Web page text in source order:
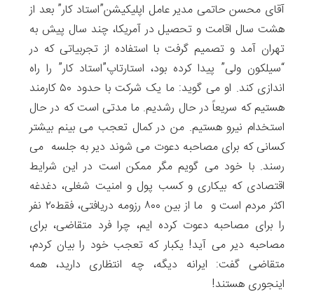
آقای محسن حاتمی مدیر عامل اپلیکیشن”استاد کار” بعد از
هشت سال اقامت و تحصیل در آمریکا، چند سال پیش به
تهران آمد و تصمیم گرفت با استفاده از تجربیاتی که در
“سیلکون ولی” پیدا کرده بود، استارتاپ”استاد کار” را راه
اندازی کند. او می گوید: ما یک شرکت با حدود ۵۰ کارمند
هستیم که سریعاً در حال رشدیم. ما مدتی است که در حال
استخدام نیرو هستیم. من در کمال تعجب می بینم بیشتر
کسانی که برای مصاحبه دعوت می شوند دیر به جلسه می
رسند. با خود می گویم مگر ممکن است در این شرایط
اقتصادی که بیکاری و کسب پول و امنیت شغلی، دغدغه
اکثر مردم است و ما از بین ۸۰۰ رزومه دریافتی، فقط۲۰ نفر
را برای مصاحبه دعوت کرده ایم، چرا فرد متقاضی، برای
مصاحبه دیر می آید! یکبار که تعجب خود را بیان کردم،
متقاضی گفت: ایرانه دیگه، چه انتظاری دارید، همه
اینجوری هستند!